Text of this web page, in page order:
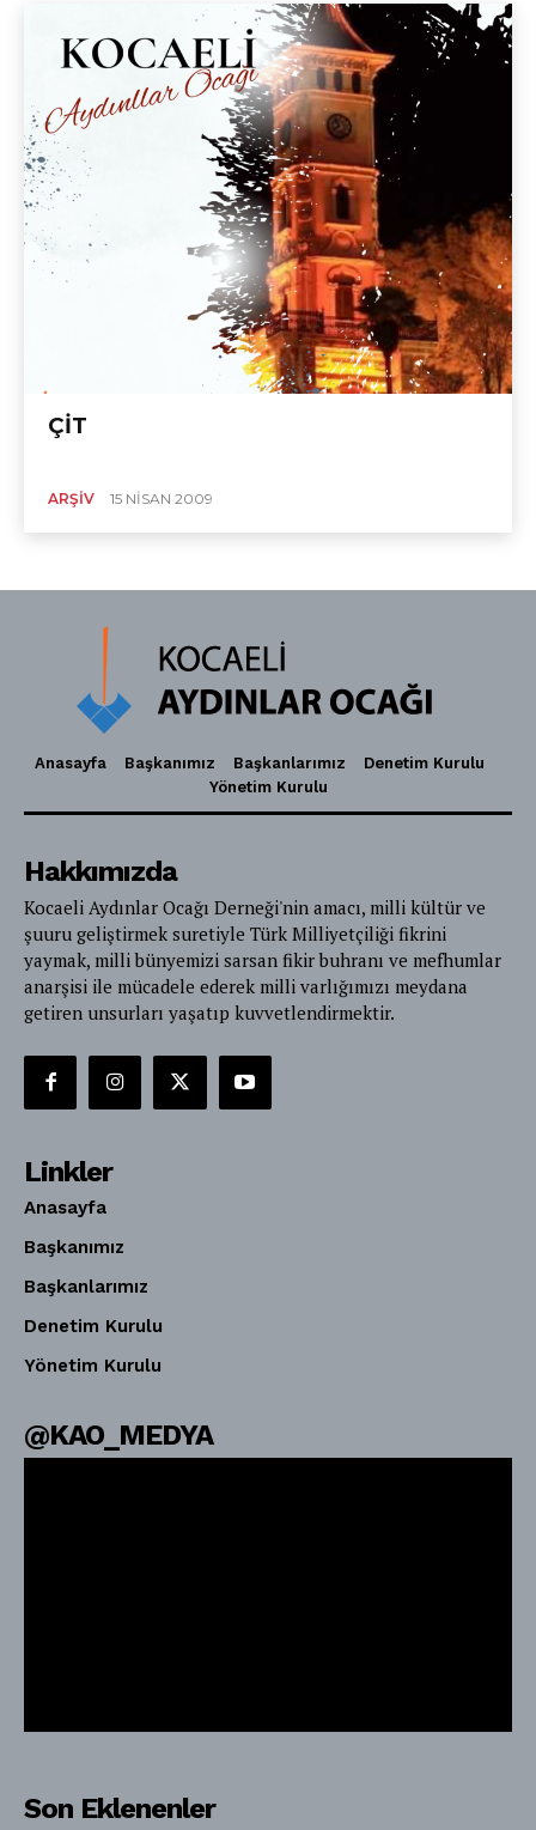
ÇİT
ARŞIV 15 NISAN 2009
Anasayfa Başkanımız Başkanlarımız
Denetim Kurulu
Yönetim Kurulu
Hakkımızda
Kocaeli Aydınlar Ocağı Derneği'nin amacı, milli kültür ve
şuuru geliştirmek suretiyle Türk Milliyetçiliği fikrini
yaymak, milli bünyemizi sarsan fikir buhranı ve mefhumlar
anarşisi ile mücadele ederek milli varlığımızı meydana
getiren unsurları yaşatıp kuvvetlendirmektir.
Linkler
Anasayfa
Başkanımız
Başkanlarımız
Denetim Kurulu
Yönetim Kurulu
@KAO_MEDYA
Son Eklenenler